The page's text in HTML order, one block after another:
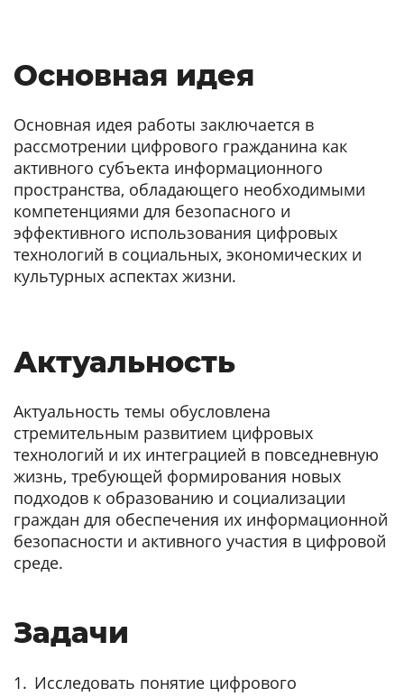
Основная идея
Основная идея работы заключается в
рассмотрении цифрового гражданина как
активного субъекта информационного
пространства, обладающего необходимыми
компетенциями для безопасного и
эффективного использования цифровых
технологий в социальных, экономических и
культурных аспектах жизни.
Актуальность
Актуальность темы обусловлена
стремительным развитием цифровых
технологий и их интеграцией в повседневную
жизнь, требующей формирования новых
подходов к образованию и социализации
граждан для обеспечения их информационной
безопасности и активного участия в цифровой
среде.
Задачи
Исследовать понятие цифрового